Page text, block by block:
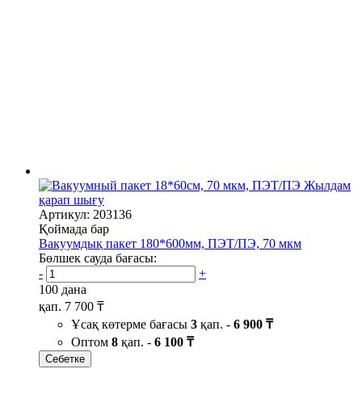
Жылдам
қарап шығу
Артикул: 203136
Қоймада бар
Вакуумдық пакет 180*600мм, ПЭТ/ПЭ, 70 мкм
Бөлшек сауда бағасы:
-
+
100 дана
қап. 7 700 ₸
Ұсақ көтерме бағасы 3 қап. - 6 900 ₸
Оптом 8 қап. - 6 100 ₸
Себетке